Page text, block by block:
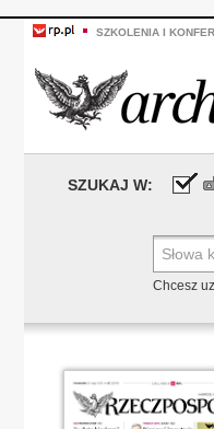
SZKOLENIA I
SZUKAJ W:
Chcesz